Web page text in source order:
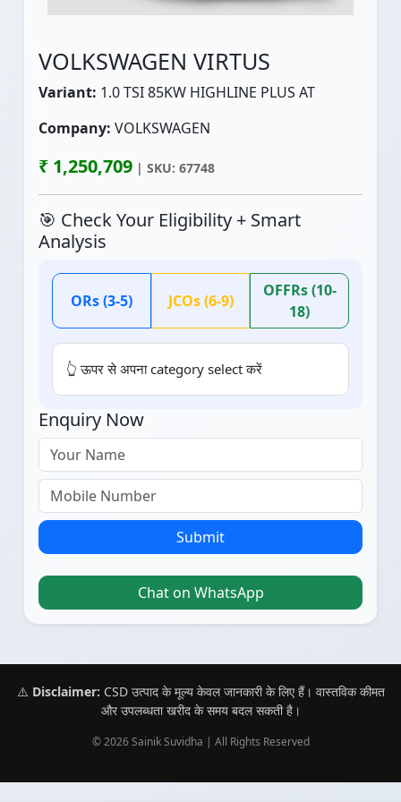
VOLKSWAGEN VIRTUS
Variant: 1.0 TSI 85KW HIGHLINE PLUS AT
Company: VOLKSWAGEN
₹ 1,250,709 | SKU: 67748
🎯 Check Your Eligibility + Smart
Analysis
ORs (3-5) JCOs (6-9)
OFFRs (10-
18)
👆 ऊपर से अपना category select करें
Enquiry Now
Submit
Chat on WhatsApp
⚠️ Disclaimer: CSD उत्पाद के मूल्य केवल जानकारी के लिए हैं। वास्तविक कीमत
और उपलब्धता खरीद के समय बदल सकती है।
© 2026 Sainik Suvidha | All Rights Reserved